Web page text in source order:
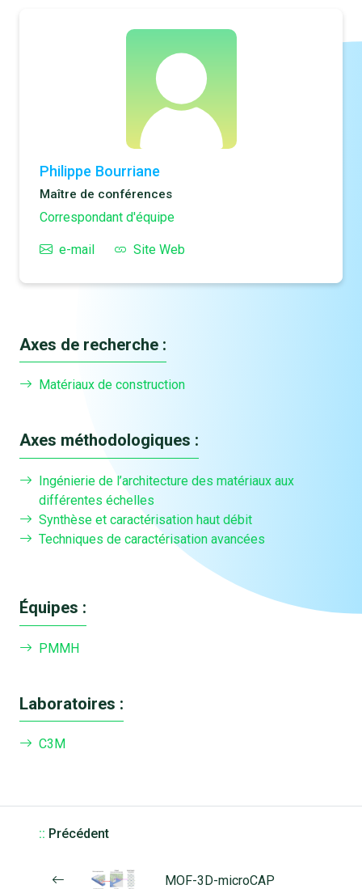
Philippe Bourriane
Maître de conférences
Correspondant d'équipe
e-mail Site Web
Axes de recherche :
Matériaux de construction
Axes méthodologiques :
Ingénierie de l’architecture des matériaux aux
différentes échelles
Synthèse et caractérisation haut débit
Techniques de caractérisation avancées
Équipes :
PMMH
Laboratoires :
C3M
:: Précédent
MOF-3D-microCAP